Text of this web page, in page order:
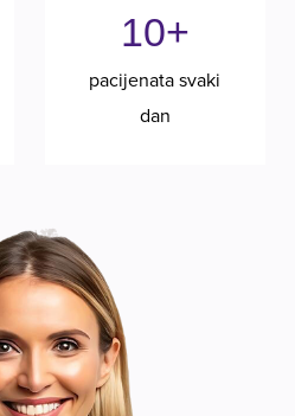
10+
pacijenata svaki
dan